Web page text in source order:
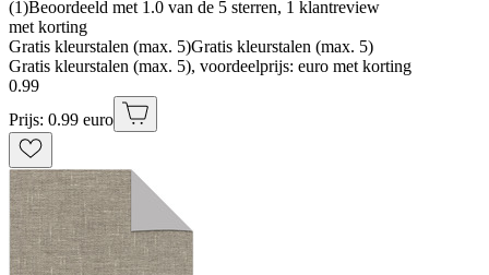
(1)Beoordeeld met 1.0 van de 5 sterren, 1 klantreview
met korting
Gratis kleurstalen (max. 5)Gratis kleurstalen (max. 5)
Gratis kleurstalen (max. 5), voordeelprijs: euro met korting
0.99
Prijs: 0.99 euro